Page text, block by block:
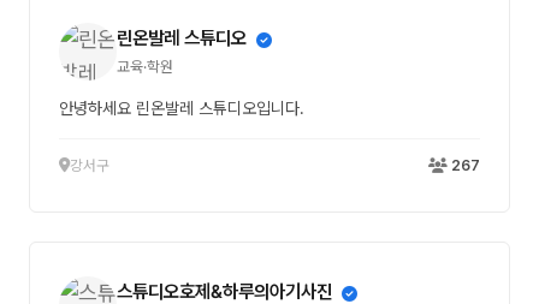
린온발레 스튜디오
교육·학원
안녕하세요 린온발레 스튜디오입니다.
강서구 267
스튜디오호제&하루의아기사진